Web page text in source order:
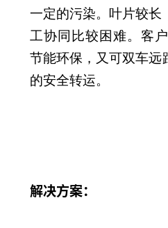
一定的污染。叶片较长
工协同比较困难。客
节能环保，又可双车远
的安全转运。
解决方案：